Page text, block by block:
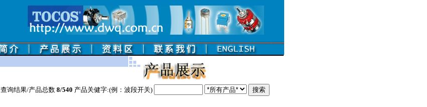
查询结果/产品总数 8/540 产品关健字:(例：波段开关)